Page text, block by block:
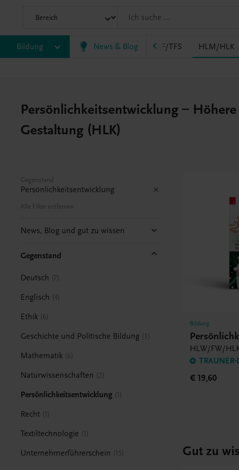
Bildung News & Blog
EWF/ZWF HAK HAS HF/TFS HLM/HLK
Persönlichkeitsentwicklung –
Gestaltung (HLK)
Gegenstand
Persönlichkeitsentwicklung
Alle Filter entfernen
News, Blog und gut zu wissen
Gegenstand
Deutsch 7
Englisch 4
Ethik 6
Geschichte und Politische Bildung 3
Mathematik 6
Naturwissenschaften 2
Persönlichkeitsentwicklung 1
Recht 1
Textiltechnologie 1
Unternehmerführerschein 15
Bildung
HLW/FW/
€ 19,60
Gut zu